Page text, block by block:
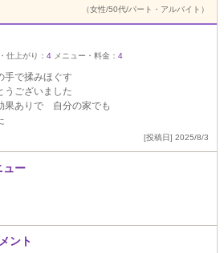
（女性/50代/パート・アルバイト）
仕上がり： 4 メニュー・料金： 4
で揉みほぐす
うございました
果ありで 自分の家でも
[投稿日] 2025/8/3
ュー
ント